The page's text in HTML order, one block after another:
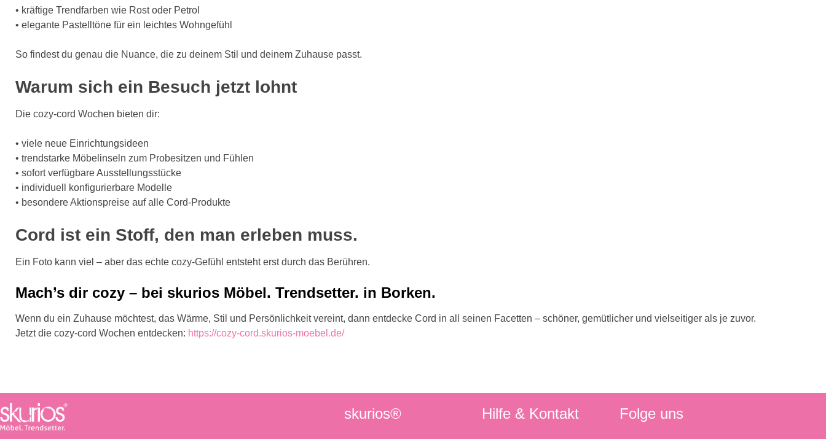
• kräftige Trendfarben wie Rost oder Petrol
• elegante Pastelltöne für ein leichtes Wohngefühl
So findest du genau die Nuance, die zu deinem Stil und deinem Zuhause passt.
Warum sich ein Besuch jetzt lohnt
Die cozy-cord Wochen bieten dir:
• viele neue Einrichtungsideen
• trendstarke Möbelinseln zum Probesitzen und Fühlen
• sofort verfügbare Ausstellungsstücke
• individuell konfigurierbare Modelle
• besondere Aktionspreise auf alle Cord-Produkte
Cord ist ein Stoff, den man erleben muss.
Ein Foto kann viel – aber das echte cozy-Gefühl entsteht erst durch das Berühren.
Mach’s dir cozy – bei skurios Möbel. Trendsetter. in Borken.
Wenn du ein Zuhause möchtest, das Wärme, Stil und Persönlichkeit vereint, dann entdecke Cord in all seinen Facetten – schöner, gemütlicher und vielseitiger als je zuvor.
Jetzt die cozy-cord Wochen entdecken: https://cozy-cord.skurios-moebel.de/
skurios® Hilfe & Kontakt Folge uns